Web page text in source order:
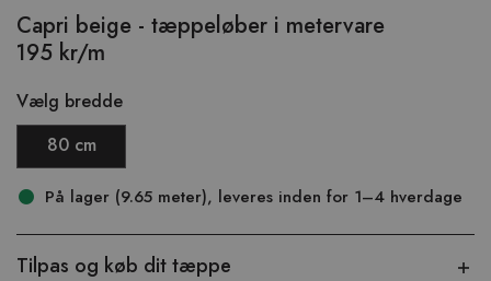
Capri beige - tæppeløber i metervare
195 kr/m
Vælg bredde
80 cm
På lager (9.65 meter), leveres inden for 1–4 hverdage
Tilpas og køb dit tæppe
begyndelsen
af
billedgalleriet